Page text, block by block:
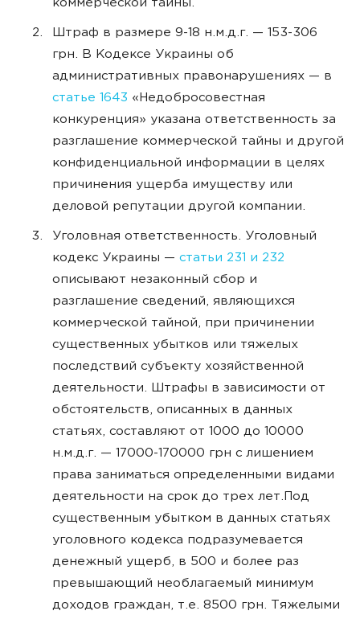
коммерческой тайны.
Штраф в размере 9-18 н.м.д.г. — 153-306
грн. В Кодексе Украины об
административных правонарушениях — в
статье 1643 «Недобросовестная
конкуренция» указана ответственность за
разглашение коммерческой тайны и другой
конфиденциальной информации в целях
причинения ущерба имуществу или
деловой репутации другой компании.
Уголовная ответственность. Уголовный
кодекс Украины — статьи 231 и 232
описывают незаконный сбор и
разглашение сведений, являющихся
коммерческой тайной, при причинении
существенных убытков или тяжелых
последствий субъекту хозяйственной
деятельности. Штрафы в зависимости от
обстоятельств, описанных в данных
статьях, составляют от 1000 до 10000
н.м.д.г. — 17000-170000 грн с лишением
права заниматься определенными видами
деятельности на срок до трех лет.Под
существенным убытком в данных статьях
уголовного кодекса подразумевается
денежный ущерб, в 500 и более раз
превышающий необлагаемый минимум
доходов граждан, т.е. 8500 грн. Тяжелыми